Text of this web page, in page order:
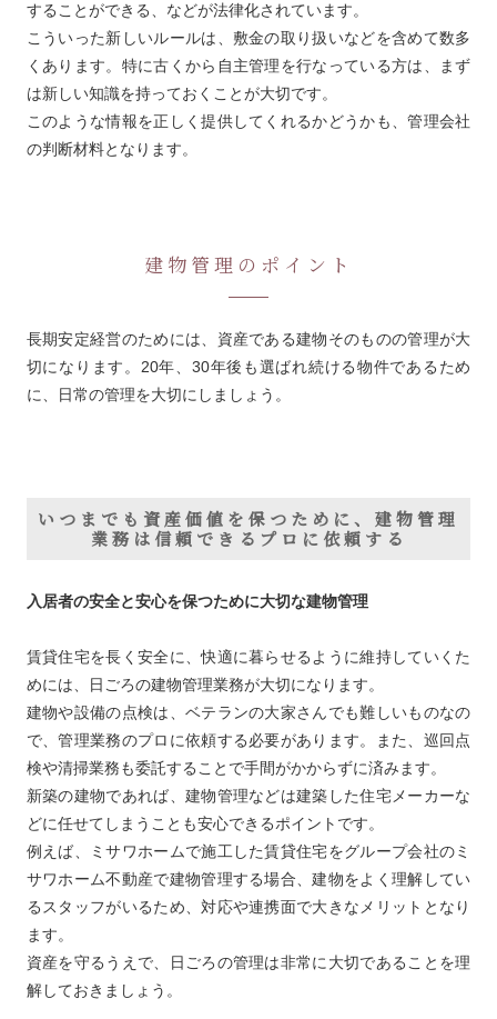
することができる、などが法律化されています。
こういった新しいルールは、敷金の取り扱いなどを含めて数多
くあります。特に古くから自主管理を行なっている方は、まず
は新しい知識を持っておくことが大切です。
このような情報を正しく提供してくれるかどうかも、管理会社
の判断材料となります。
建物管理のポイント
長期安定経営のためには、資産である建物そのものの管理が大
切になります。20年、30年後も選ばれ続ける物件であるため
に、日常の管理を大切にしましょう。
いつまでも資産価値を保つために、建物管理
業務は信頼できるプロに依頼する
入居者の安全と安心を保つために大切な建物管理
賃貸住宅を長く安全に、快適に暮らせるように維持していくた
めには、日ごろの建物管理業務が大切になります。
建物や設備の点検は、ベテランの大家さんでも難しいものなの
で、管理業務のプロに依頼する必要があります。また、巡回点
検や清掃業務も委託することで手間がかからずに済みます。
新築の建物であれば、建物管理などは建築した住宅メーカーな
どに任せてしまうことも安心できるポイントです。
例えば、ミサワホームで施工した賃貸住宅をグループ会社のミ
サワホーム不動産で建物管理する場合、建物をよく理解してい
るスタッフがいるため、対応や連携面で大きなメリットとなり
ます。
資産を守るうえで、日ごろの管理は非常に大切であることを理
解しておきましょう。